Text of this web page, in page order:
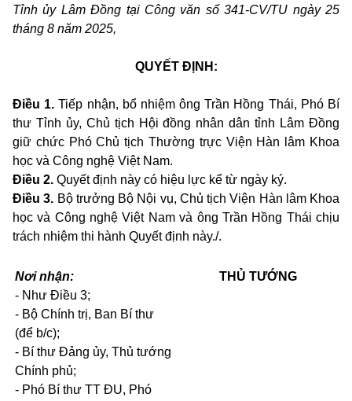
Tỉnh ủy Lâm Đồng tại Công văn số 341-CV/TU ngày 25
tháng 8 năm 2025,
QUYẾT ĐỊNH:
Điều 1. Tiếp nhận, bổ nhiệm ông Trần Hồng Thái, Phó Bí
thư Tỉnh ủy, Chủ tịch Hội đồng nhân dân tỉnh Lâm Đồng
giữ chức Phó Chủ tịch Thường trực Viện Hàn lâm Khoa
học và Công nghệ Việt Nam.
Điều 2. Quyết định này có hiệu lực kể từ ngày ký.
Điều 3. Bộ trưởng Bộ Nội vụ, Chủ tịch Viện Hàn lâm Khoa
học và Công nghệ Việt Nam và ông Trần Hồng Thái chịu
trách nhiệm thi hành Quyết định này./.
Nơi nhận:
- Như Điều 3;
- Bộ Chính trị, Ban Bí thư
(để b/c);
- Bí thư Đảng ủy, Thủ tướng
Chính phủ;
- Phó Bí thư TT ĐU, Phó
THỦ TƯỚNG